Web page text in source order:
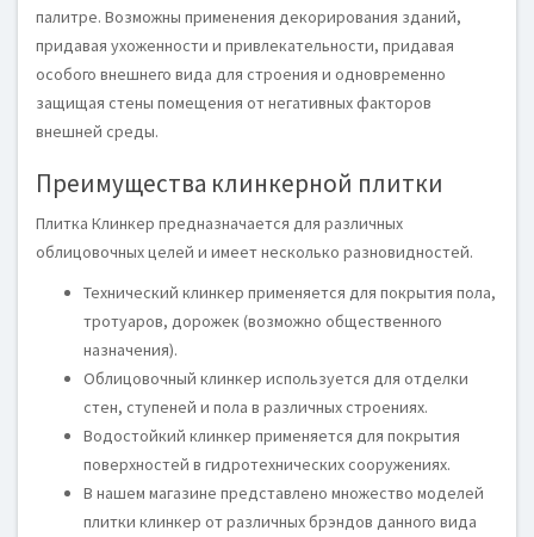
палитре. Возможны применения декорирования зданий,
придавая ухоженности и привлекательности, придавая
особого внешнего вида для строения и одновременно
защищая стены помещения от негативных факторов
внешней среды.
Преимущества клинкерной плитки
Плитка Клинкер предназначается для различных
облицовочных целей и имеет несколько разновидностей.
Технический клинкер применяется для покрытия пола,
тротуаров, дорожек (возможно общественного
назначения).
Облицовочный клинкер используется для отделки
стен, ступеней и пола в различных строениях.
Водостойкий клинкер применяется для покрытия
поверхностей в гидротехнических сооружениях.
В нашем магазине представлено множество моделей
плитки клинкер от различных брэндов данного вида